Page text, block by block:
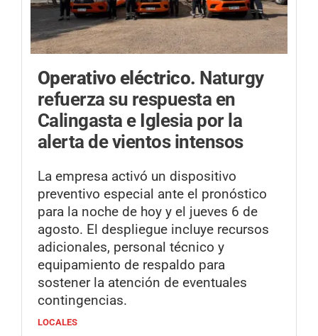
Operativo eléctrico. Naturgy
refuerza su respuesta en
Calingasta e Iglesia por la
alerta de vientos intensos
La empresa activó un dispositivo
preventivo especial ante el pronóstico
para la noche de hoy y el jueves 6 de
agosto. El despliegue incluye recursos
adicionales, personal técnico y
equipamiento de respaldo para
sostener la atención de eventuales
contingencias.
LOCALES